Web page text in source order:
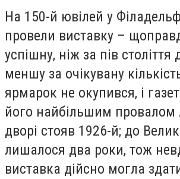
На 150-й ювілей у
провели виставку –
успішну, ніж за пів століття
меншу за очікувану
ярмарок не окупився, і
його найбільшим
дворі стояв 1926-й; до
лишалося два роки, тож
виставка дійсно могла